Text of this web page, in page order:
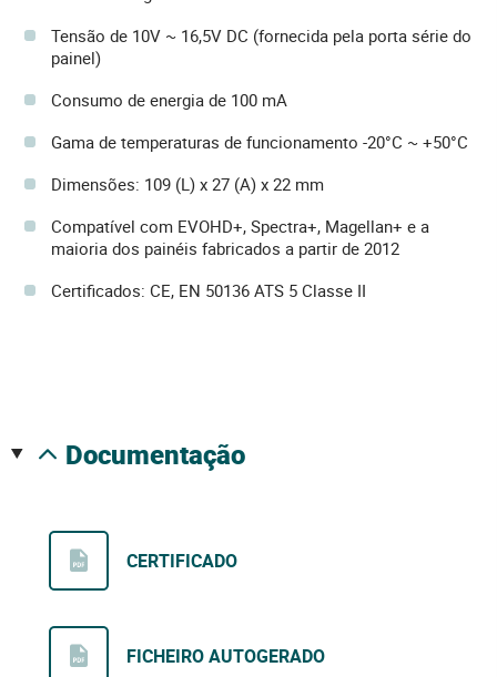
Tensão de 10V ~ 16,5V DC (fornecida pela porta série do
painel)
Consumo de energia de 100 mA
Gama de temperaturas de funcionamento -20°C ~ +50°C
Dimensões: 109 (L) x 27 (A) x 22 mm
Compatível com EVOHD+, Spectra+, Magellan+ e a
maioria dos painéis fabricados a partir de 2012
Certificados: CE, EN 50136 ATS 5 Classe II
documentação
CERTIFICADO
FICHEIRO AUTOGERADO